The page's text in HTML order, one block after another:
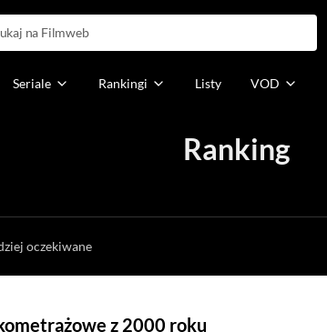
Seriale Rankingi Listy VOD
Ranking
oczekiwane
z 2000 roku